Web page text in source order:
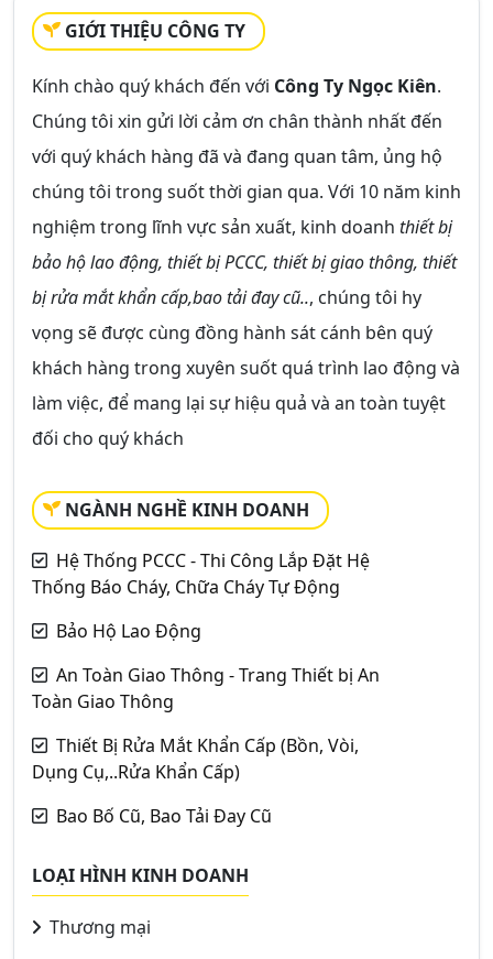
GIỚI THIỆU CÔNG TY
Kính chào quý khách đến với Công Ty Ngọc Kiên.
Chúng tôi xin gửi lời cảm ơn chân thành nhất đến
với quý khách hàng đã và đang quan tâm, ủng hộ
chúng tôi trong suốt thời gian qua. Với 10 năm kinh
nghiệm trong lĩnh vực sản xuất, kinh doanh thiết bị
bảo hộ lao động, thiết bị PCCC, thiết bị giao thông, thiết
bị rửa mắt khẩn cấp,bao tải đay cũ.., chúng tôi hy
vọng sẽ được cùng đồng hành sát cánh bên quý
khách hàng trong xuyên suốt quá trình lao động và
làm việc, để mang lại sự hiệu quả và an toàn tuyệt
đối cho quý khách
NGÀNH NGHỀ KINH DOANH
Hệ Thống PCCC - Thi Công Lắp Đặt Hệ
Thống Báo Cháy, Chữa Cháy Tự Động
Bảo Hộ Lao Động
An Toàn Giao Thông - Trang Thiết bị An
Toàn Giao Thông
Thiết Bị Rửa Mắt Khẩn Cấp (Bồn, Vòi,
Dụng Cụ,..Rửa Khẩn Cấp)
Bao Bố Cũ, Bao Tải Đay Cũ
LOẠI HÌNH KINH DOANH
Thương mại